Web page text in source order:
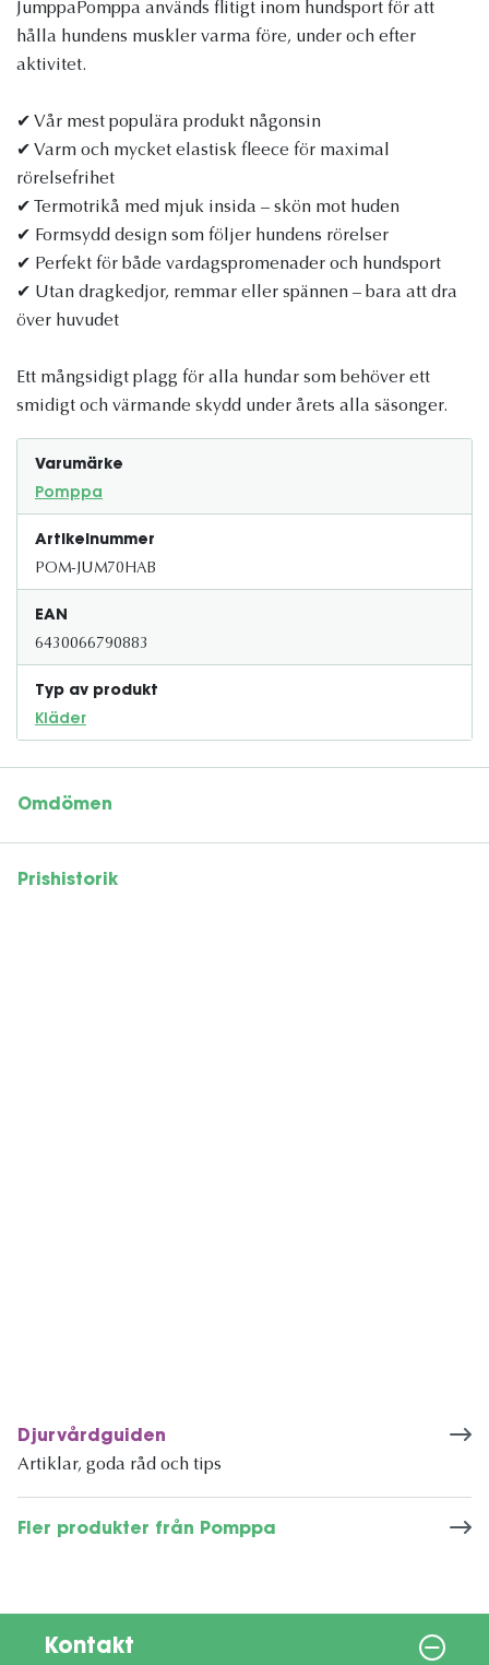
JumppaPomppa används flitigt inom hundsport för att
hålla hundens muskler varma före, under och efter
aktivitet.
✔ Vår mest populära produkt någonsin
✔ Varm och mycket elastisk fleece för maximal
rörelsefrihet
✔ Termotrikå med mjuk insida – skön mot huden
✔ Formsydd design som följer hundens rörelser
✔ Perfekt för både vardagspromenader och hundsport
✔ Utan dragkedjor, remmar eller spännen – bara att dra
över huvudet
Ett mångsidigt plagg för alla hundar som behöver ett
smidigt och värmande skydd under årets alla säsonger.
Varumärke
Pomppa
Artikelnummer
POM-JUM70HAB
EAN
6430066790883
Typ av produkt
Kläder
Omdömen
Prishistorik
Djurvårdguiden
Artiklar, goda råd och tips
Fler produkter från Pomppa
Kontakt